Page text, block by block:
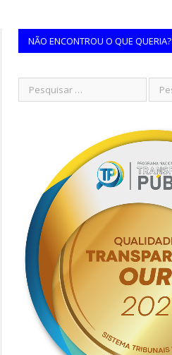
NÃO ENCONTROU O QUE QUERIA?